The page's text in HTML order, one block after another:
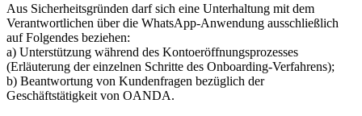
Aus Sicherheitsgründen darf sich eine Unterhaltung mit dem
Verantwortlichen über die WhatsApp-Anwendung ausschließlich
auf Folgendes beziehen:
a) Unterstützung während des Kontoeröffnungsprozesses
(Erläuterung der einzelnen Schritte des Onboarding-Verfahrens);
b) Beantwortung von Kundenfragen bezüglich der
Geschäftstätigkeit von OANDA.